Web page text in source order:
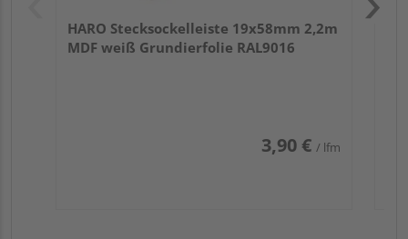
HARO Stecksockelleiste 19x58mm 2,2m
MDF weiß Grundierfolie RAL9016
3,90 € / lfm